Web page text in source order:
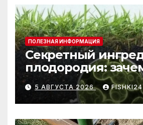
ПОЛЕЗНАЯ ИНФОРМАЦИЯ
Секретный
плодородия:
нужны бактерии и
биогумус
5 АВГУСТА 2026 FISHKI24